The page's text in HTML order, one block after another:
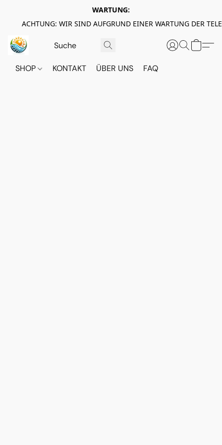
WARTUNG:
ACHTUNG: WIR SIND AUFGRUND EINER WARTUNG DER
SHOP KONTAKT ÜBER UNS FAQ